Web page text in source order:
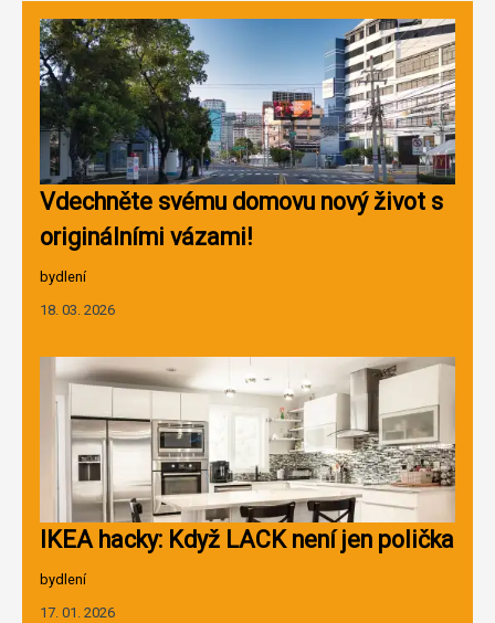
Vdechněte svému domovu nový život s
originálními vázami!
bydlení
18. 03. 2026
IKEA hacky: Když LACK není jen polička
bydlení
17. 01. 2026